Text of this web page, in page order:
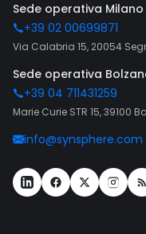
Sede operativa Milano
+39 02 00699871
Via Calabria 15, 20054
Sede operativa
+39 04 711431259
Marie Curie STR 15, 39100
info@synsphere.com